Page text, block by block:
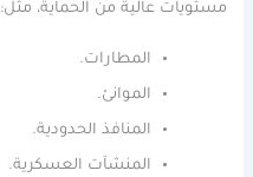
مستويات عالية من الحماية، مثل:
المطارات.
الموانئ.
المنافذ الحدودية.
المنشآت العسكرية.